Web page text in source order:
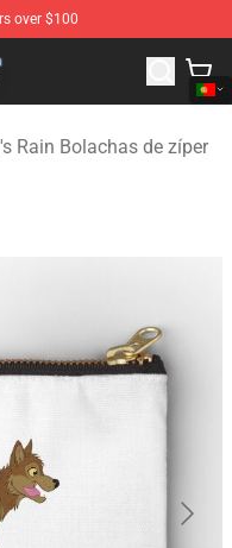
over $100
Rain Merchandise Store
Rain Bolachas de zíper